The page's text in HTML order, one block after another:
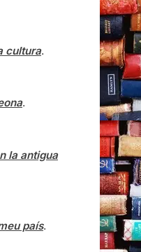
cultura.
.
la antigua
país.